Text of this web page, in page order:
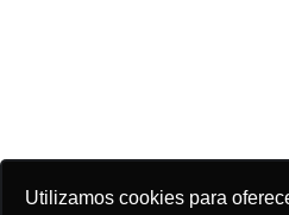
Utilizamos cookies para